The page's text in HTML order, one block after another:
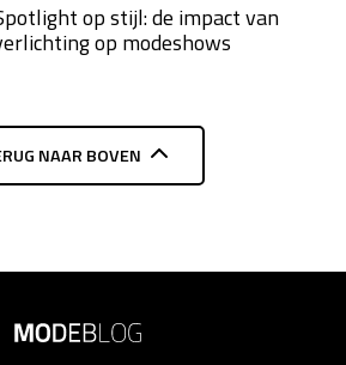
op stijl: de impact van
op modeshows
NAAR BOVEN